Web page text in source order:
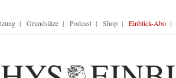
Grundsätze Podcast Shop Einblick-Abo